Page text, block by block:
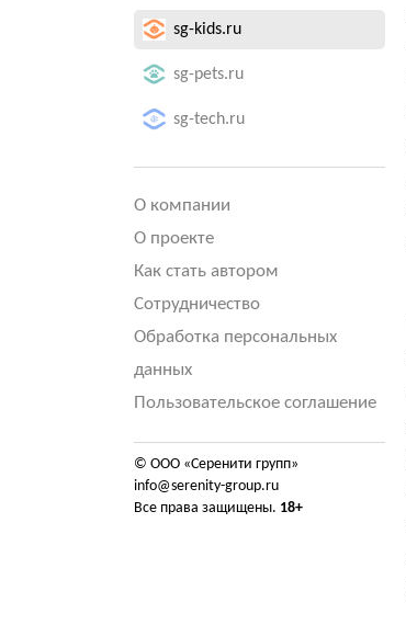
sg-kids.ru
sg-pets.ru
sg-tech.ru
О компании
О проекте
Как стать автором
Сотрудничество
Обработка персональных
данных
Пользовательское соглашение
© ООО «Серенити групп»
info@serenity-group.ru
Все права защищены. 18+